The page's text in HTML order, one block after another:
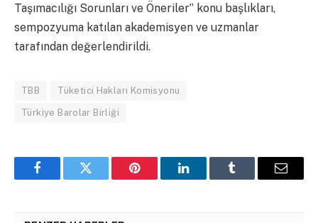
Taşımacılığı Sorunları ve Öneriler” konu başlıkları,
sempozyuma katılan akademisyen ve uzmanlar
tarafından değerlendirildi.
TBB Tüketici Hakları Komisyonu
Türkiye Barolar Birliği
FacebookTwitter Pinterest LinkedInTumblr Email